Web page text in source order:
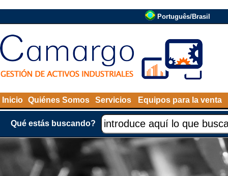
Português/Brasil
Inicio Quiénes Somos Servicios Equipos para la venta
Qué estás buscando?